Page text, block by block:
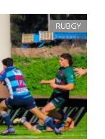
RUBGY